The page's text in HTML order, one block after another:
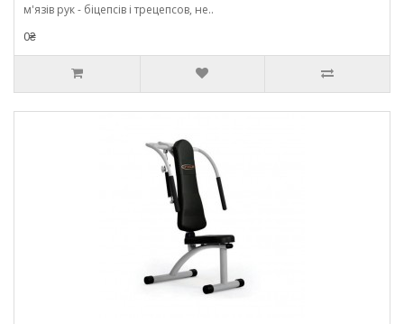
м'язів рук - біцепсів і трецепсов, не..
0₴